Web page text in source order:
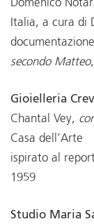
Domenico
Italia, a cura di
secondo Matteo
Gioielleria
Chantal Vey,
Casa dell’Arte
ispirato al
1959
Studio Maria